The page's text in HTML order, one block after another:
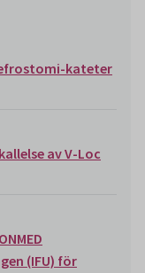
kateter
av V-Loc
(IFU) för